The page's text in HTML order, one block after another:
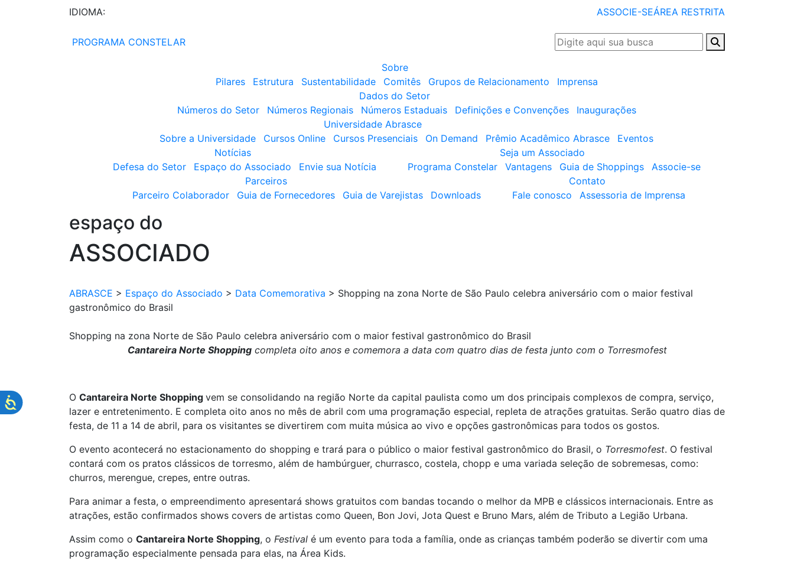
IDIOMA: ASSOCIE-SEÁREA RESTRITA
PROGRAMA CONSTELAR
Sobre
Pilares
Estrutura Sustentabilidade Comitês Grupos de Relacionamento
Imprensa
Dados do Setor
Números do Setor
Números Regionais Números Estaduais Definições e Convenções
Inaugurações
Universidade Abrasce
Sobre a Universidade
Cursos Online Cursos Presenciais On Demand Prêmio Acadêmico Abrasce
Eventos
Notícias
Defesa do Setor
Espaço do Associado Envie sua Notícia
Seja um Associado
Programa Constelar
Vantagens Guia de Shoppings
Associe-se
Parceiros
Parceiro Colaborador
Guia de Fornecedores Guia de Varejistas Downloads
Contato
Fale conosco
Assessoria de Imprensa
espaço do
ASSOCIADO
ABRASCE > Espaço do Associado > Data Comemorativa > Shopping na zona Norte de São Paulo celebra aniversário com o maior festival
gastronômico do Brasil
Shopping na zona Norte de São Paulo celebra aniversário com o maior festival gastronômico do Brasil
Cantareira Norte Shoppingcompleta oito anos e comemora a data com quatro dias de festa junto com o Torresmofest
O Cantareira Norte Shopping vem se consolidando na região Norte da capital paulista como um dos principais complexos de compra, serviço,
lazer e entretenimento. E completa oito anos no mês de abril com uma programação especial, repleta de atrações gratuitas. Serão quatro dias de
festa, de 11 a 14 de abril, para os visitantes se divertirem com muita música ao vivo e opções gastronômicas para todos os gostos.
O evento acontecerá no estacionamento do shopping e trará para o público o maior festival gastronômico do Brasil, o Torresmofest. O festival
contará com os pratos clássicos de torresmo, além de hambúrguer, churrasco, costela, chopp e uma variada seleção de sobremesas, como:
churros, merengue, crepes, entre outras.
Para animar a festa, o empreendimento apresentará shows gratuitos com bandas tocando o melhor da MPB e clássicos internacionais. Entre as
atrações, estão confirmados shows covers de artistas como Queen, Bon Jovi, Jota Quest e Bruno Mars, além de Tributo a Legião Urbana.
Assim como o Cantareira Norte Shopping, o Festival é um evento para toda a família, onde as crianças também poderão se divertir com uma
programação especialmente pensada para elas, na Área Kids.